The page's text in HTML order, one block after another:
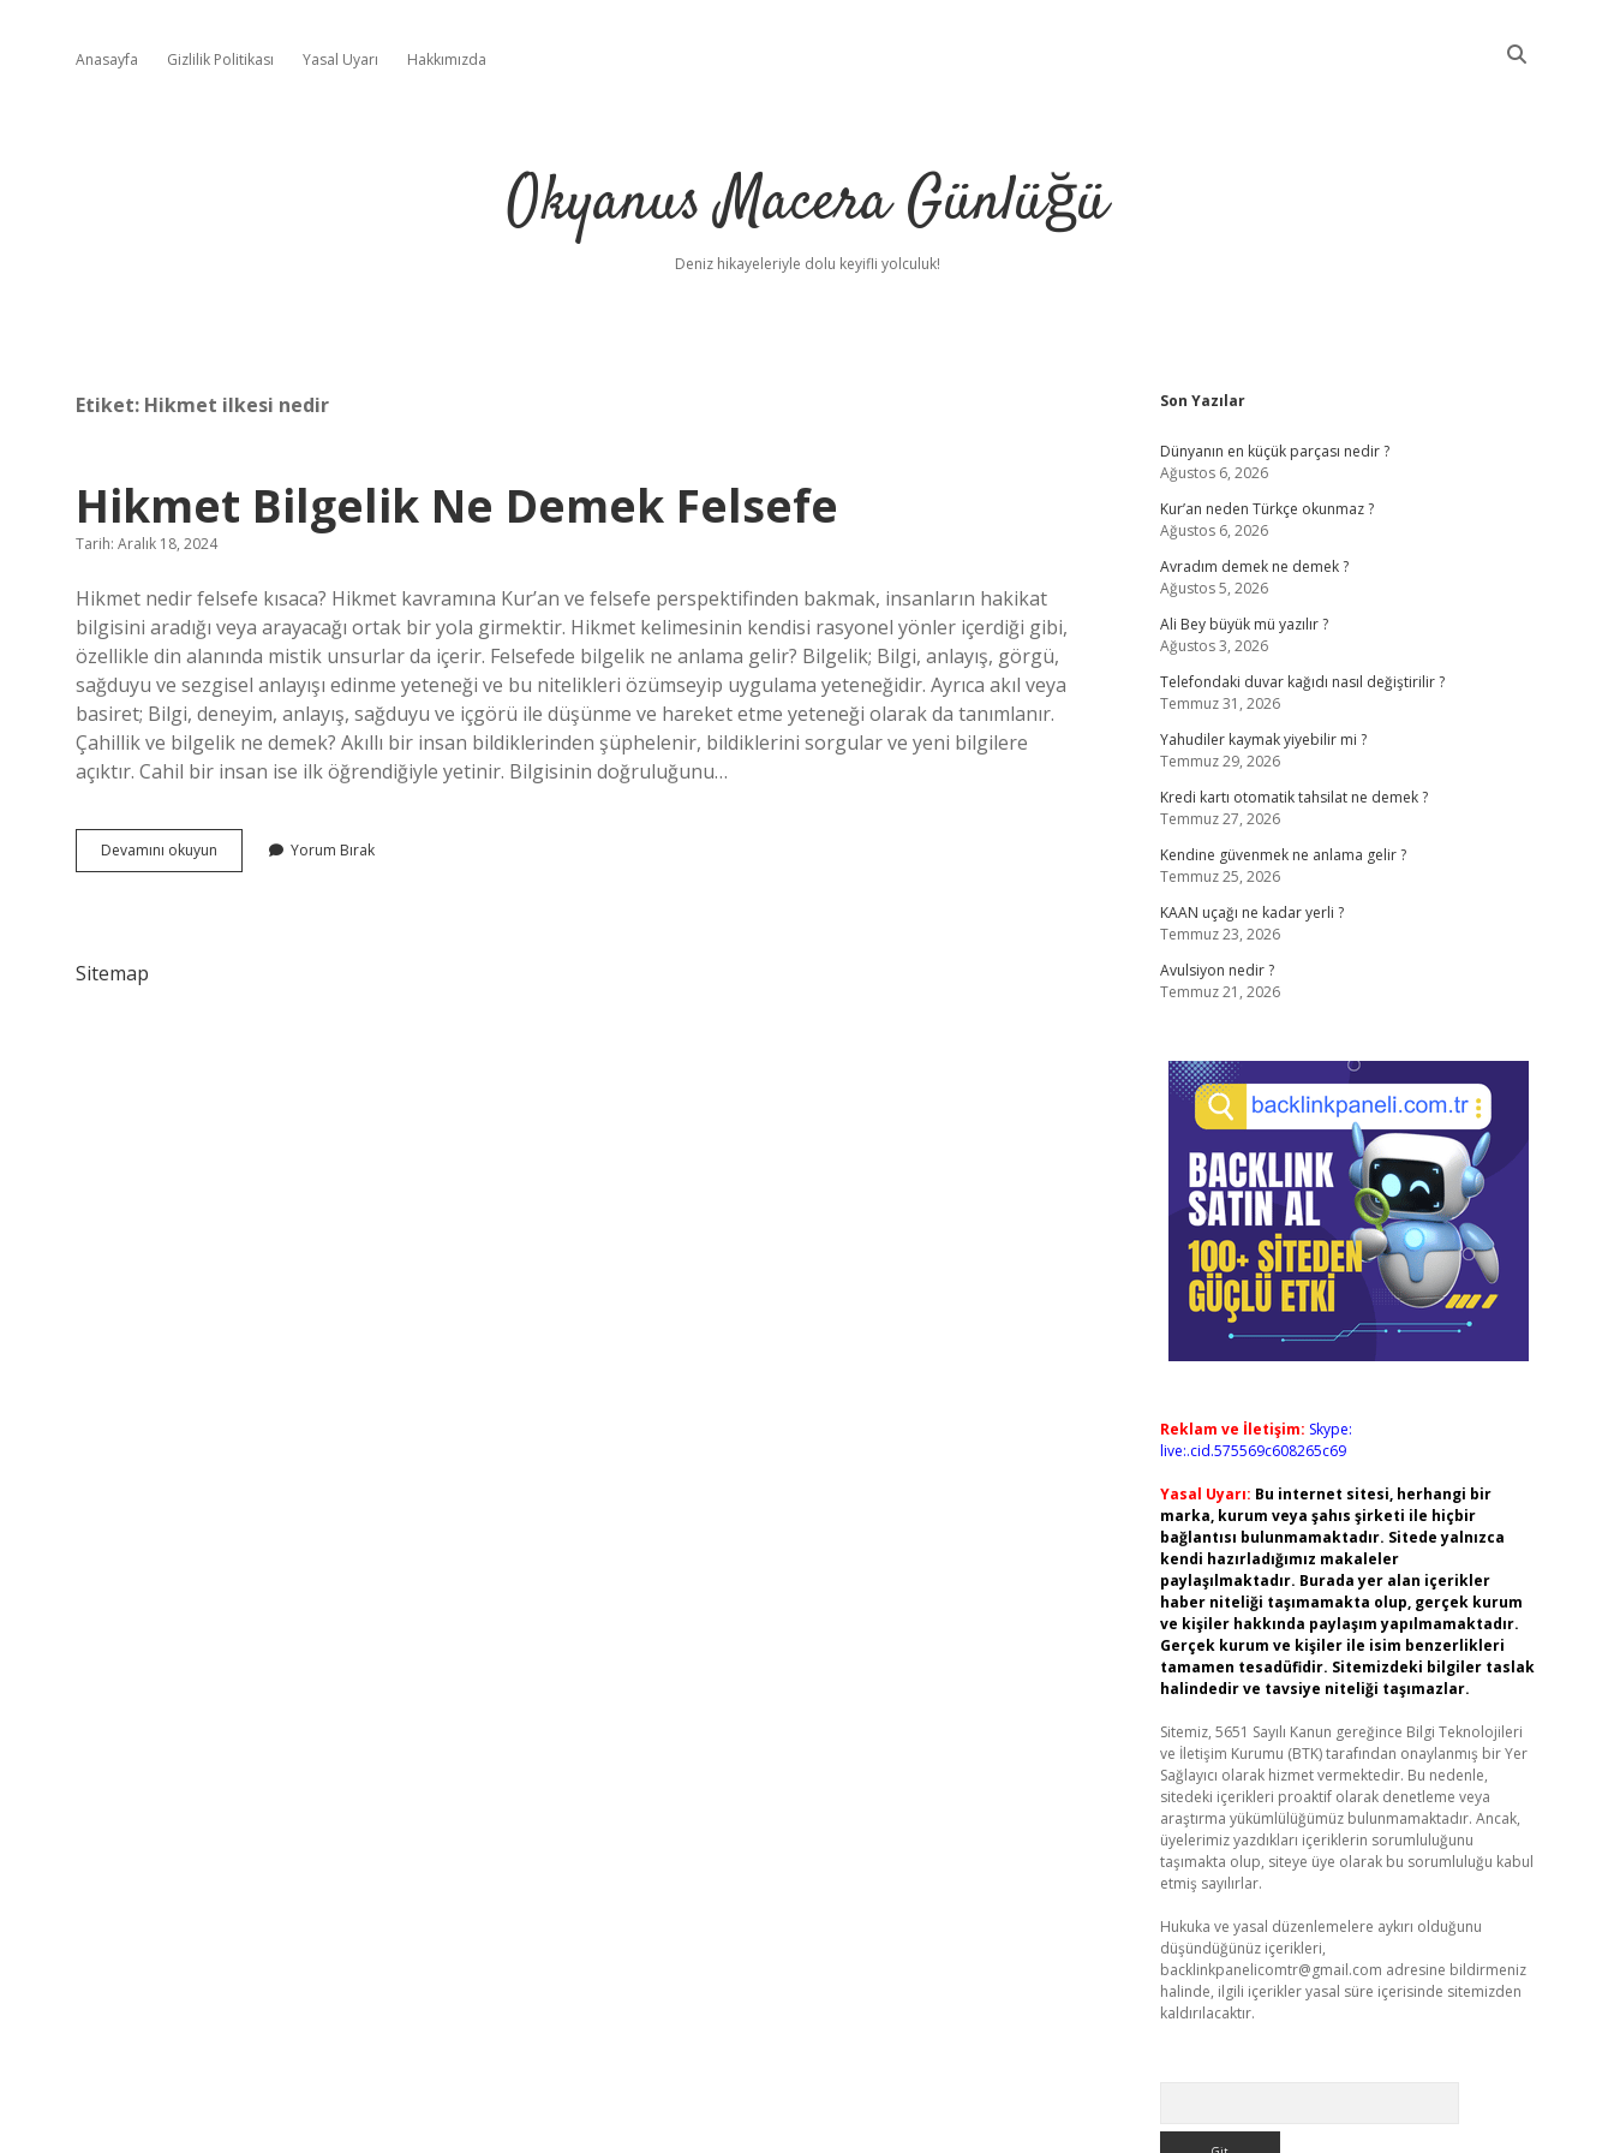
Anasayfa Gizlilik Politikası Yasal Uyarı Hakkımızda
Okyanus Macera Günlüğü
Deniz hikayeleriyle dolu keyifli yolculuk!
Etiket: Hikmet ilkesi nedir
Hikmet Bilgelik Ne Demek Felsefe
Tarih: Aralık 18, 2024
Hikmet nedir felsefe kısaca? Hikmet kavramına Kur’an ve felsefe perspektifinden bakmak, insanların hakikat
bilgisini aradığı veya arayacağı ortak bir yola girmektir. Hikmet kelimesinin kendisi rasyonel yönler içerdiği gibi,
özellikle din alanında mistik unsurlar da içerir. Felsefede bilgelik ne anlama gelir? Bilgelik; Bilgi, anlayış, görgü,
sağduyu ve sezgisel anlayışı edinme yeteneği ve bu nitelikleri özümseyip uygulama yeteneğidir. Ayrıca akıl veya
basiret; Bilgi, deneyim, anlayış, sağduyu ve içgörü ile düşünme ve hareket etme yeteneği olarak da tanımlanır.
Çahillik ve bilgelik ne demek? Akıllı bir insan bildiklerinden şüphelenir, bildiklerini sorgular ve yeni bilgilere
açıktır. Cahil bir insan ise ilk öğrendiğiyle yetinir. Bilgisinin doğruluğunu…
Devamını okuyun
Bilgelik
Yorum Bırak
Sitemap
Sidebar
Son Yazılar
Dünyanın en küçük parçası nedir ?
Ağustos 6, 2026
Kur’an neden Türkçe okunmaz ?
Ağustos 6, 2026
Avradım demek ne demek ?
Ağustos 5, 2026
Ali Bey büyük mü yazılır ?
Ağustos 3, 2026
Telefondaki duvar kağıdı nasıl değiştirilir ?
Temmuz 31, 2026
Yahudiler kaymak yiyebilir mi ?
Temmuz 29, 2026
Kredi kartı otomatik tahsilat ne demek ?
Temmuz 27, 2026
Kendine güvenmek ne anlama gelir ?
Temmuz 25, 2026
KAAN uçağı ne kadar yerli ?
Temmuz 23, 2026
Avulsiyon nedir ?
Temmuz 21, 2026
Reklam ve İletişim: Skype:
live:.cid.575569c608265c69
Yasal Uyarı: Bu internet sitesi, herhangi bir
marka, kurum veya şahıs şirketi ile hiçbir
bağlantısı bulunmamaktadır. Sitede yalnızca
kendi hazırladığımız makaleler
paylaşılmaktadır. Burada yer alan içerikler
haber niteliği taşımamakta olup, gerçek kurum
ve kişiler hakkında paylaşım yapılmamaktadır.
Gerçek kurum ve kişiler ile isim benzerlikleri
tamamen tesadüfidir. Sitemizdeki bilgiler taslak
halindedir ve tavsiye niteliği taşımazlar.
Sitemiz, 5651 Sayılı Kanun gereğince Bilgi Teknolojileri
ve İletişim Kurumu (BTK) tarafından onaylanmış bir Yer
Sağlayıcı olarak hizmet vermektedir. Bu nedenle,
sitedeki içerikleri proaktif olarak denetleme veya
araştırma yükümlülüğümüz bulunmamaktadır. Ancak,
üyelerimiz yazdıkları içeriklerin sorumluluğunu
taşımakta olup, siteye üye olarak bu sorumluluğu kabul
etmiş sayılırlar.
Hukuka ve yasal düzenlemelere aykırı olduğunu
düşündüğünüz içerikleri,
backlinkpanelicomtr@gmail.com adresine bildirmeniz
halinde, ilgili içerikler yasal süre içerisinde sitemizden
kaldırılacaktır.